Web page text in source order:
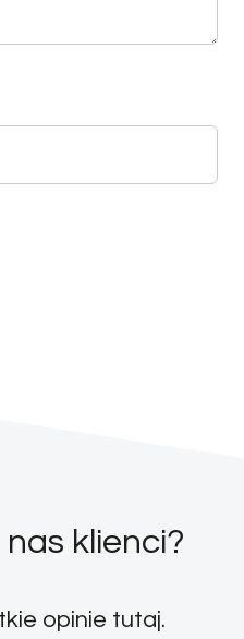
klienci?
opinie tutaj.